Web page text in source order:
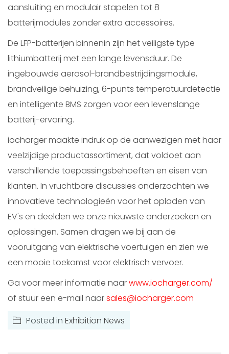
aansluiting en modulair stapelen tot 8
batterijmodules zonder extra accessoires.
De LFP-batterijen binnenin zijn het veiligste type
lithiumbatterij met een lange levensduur. De
ingebouwde aerosol-brandbestrijdingsmodule,
brandveilige behuizing, 6-punts temperatuurdetectie
en intelligente BMS zorgen voor een levenslange
batterij-ervaring.
iocharger maakte indruk op de aanwezigen met haar
veelzijdige productassortiment, dat voldoet aan
verschillende toepassingsbehoeften en eisen van
klanten. In vruchtbare discussies onderzochten we
innovatieve technologieën voor het opladen van
EV's en deelden we onze nieuwste onderzoeken en
oplossingen. Samen dragen we bij aan de
vooruitgang van elektrische voertuigen en zien we
een mooie toekomst voor elektrisch vervoer.
Ga voor meer informatie naarwww.iocharger.com/
of stuur een e-mail naarsales@iocharger.com
Posted in Exhibition News